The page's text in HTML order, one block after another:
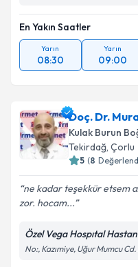
En Yakın Saatler
Yarın
08:30
Yarın
09:00
Doç. Dr.
Kulak Burun
Tekirdağ, Çorlu
5 (8
ne kadar teşekkür etsem
zor. hocam...
Özel Vega Hospıtal
No:, Kazımiye, Uğur Mumcu